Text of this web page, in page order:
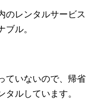
のレンタルサービス
ル。
ていないので、帰省
ルしています。